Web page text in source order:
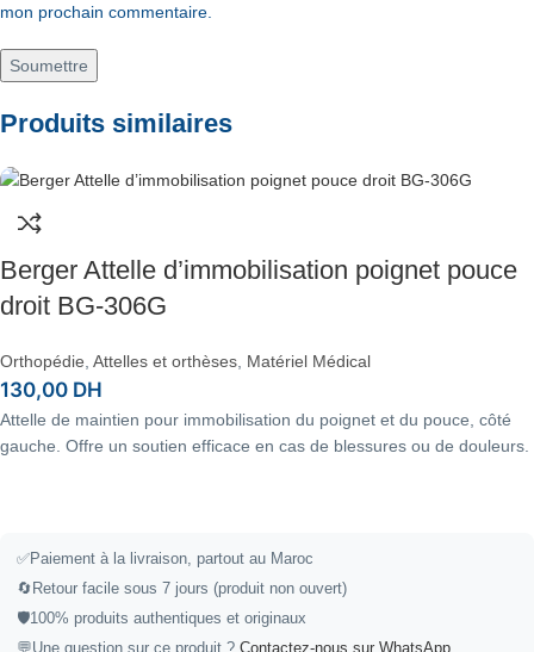
mon prochain commentaire.
Produits similaires
Berger Attelle d’immobilisation poignet pouce
droit BG-306G
Orthopédie Attelles et orthèses Matériel Médical
130,00 DH
Attelle de maintien pour immobilisation du poignet et du pouce, côté
gauche. Offre un soutien efficace en cas de blessures ou de douleurs.
✅Paiement à la livraison, partout au Maroc
🔄 Retour facile sous 7 jours (produit non ouvert)
🛡️100% produits authentiques et originaux
💬Une question sur ce produit ? Contactez-nous sur WhatsApp